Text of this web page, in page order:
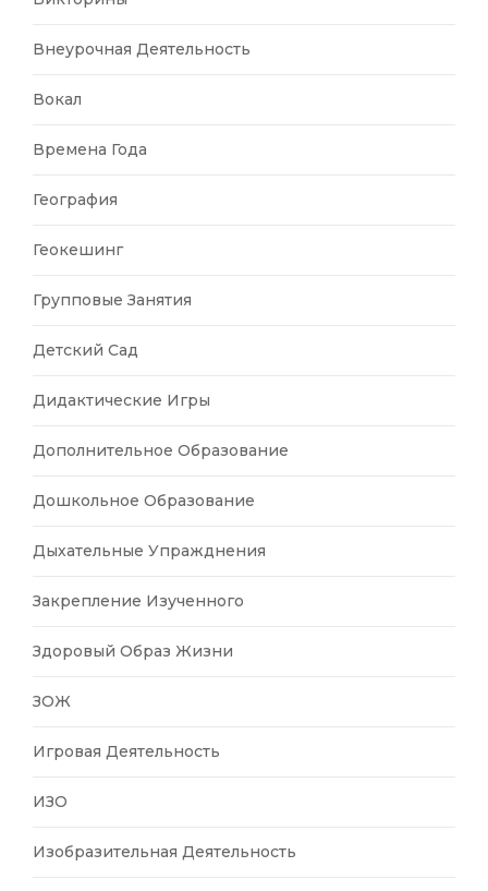
Внеурочная Деятельность
Вокал
Времена Года
География
Геокешинг
Групповые Занятия
Детский Сад
Дидактические Игры
Дополнительное Образование
Дошкольное Образование
Дыхательные Упражднения
Закрепление Изученного
Здоровый Образ Жизни
ЗОЖ
Игровая Деятельность
ИЗО
Изобразительная Деятельность